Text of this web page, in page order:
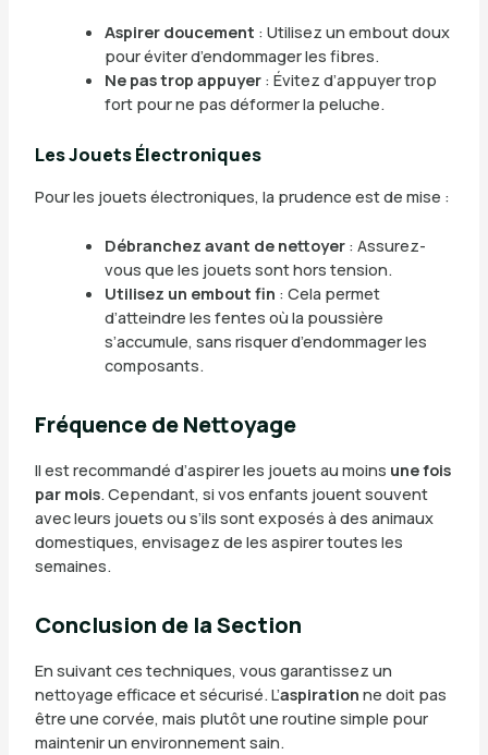
Aspirer doucement : Utilisez un embout doux
pour éviter d’endommager les fibres.
Ne pas trop appuyer: Évitez d’appuyer trop
fort pour ne pas déformer la peluche.
Les Jouets Électroniques
Pour les jouets électroniques, la prudence est de mise :
Débranchez avant de nettoyer: Assurez-
vous que les jouets sont hors tension.
Utilisez un embout fin : Cela permet
d’atteindre les fentes où la poussière
s’accumule, sans risquer d’endommager les
composants.
Fréquence de Nettoyage
Il est recommandé d’aspirer les jouets au moins une fois
par mois. Cependant, si vos enfants jouent souvent
avec leurs jouets ou s’ils sont exposés à des animaux
domestiques, envisagez de les aspirer toutes les
semaines.
Conclusion de la Section
En suivant ces techniques, vous garantissez un
nettoyage efficace et sécurisé. L’aspiration ne doit pas
être une corvée, mais plutôt une routine simple pour
maintenir un environnement sain.